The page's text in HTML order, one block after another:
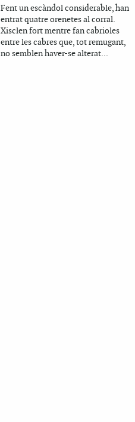
Fent un escàndol considerable, han
entrat quatre orenetes al corral.
Xisclen fort mentre fan cabrioles
entre les cabres que, tot remugant,
no semblen haver-se alterat...